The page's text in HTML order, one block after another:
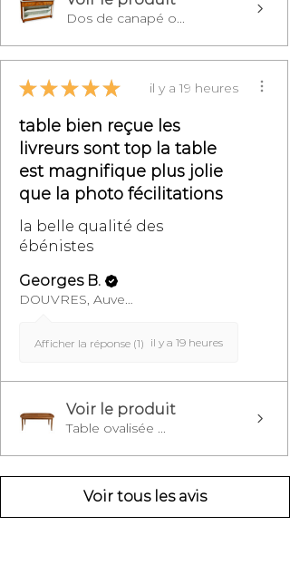
Dos de canapé o...
★ ★ ★ ★ ★ il y a 19 heures
table bien reçue les
livreurs sont top la table
est magnifique plus jolie
que la photo fécilitations
la belle qualité des
ébénistes
Georges B.
DOUVRES, Auvergne-Rhône-Alpes
Afficher la réponse (1) il y a 19 heures
Voir le produit
Table ovalisée ...
Voir tous les avis